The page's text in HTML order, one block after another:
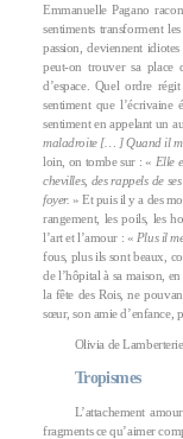
Emmanuelle Pagano
sentiments transforment
passion, deviennent
peut-on trouver sa place
d’espace. Quel ordre
sentiment que
sentiment en appelant un
maladroite [… ] Quand il
loin, on tombe sur : « Elle
chevilles, des rappels de
foyer. » Et puis il y a des
rangement, les poils, les
l’art et l’amour : « Plus il
fous, plus ils sont beaux,
de l’hôpital à sa maison,
la fête des Rois, ne
sœur, son amie d’enfance,
Olivia de Lamberterie,
Tropismes
L’attachement
fragments ce qu’aimer